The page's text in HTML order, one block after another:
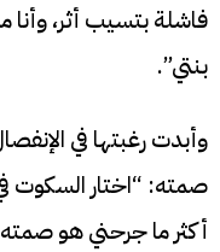
فاشلة بتسيب أثر،
بنتي”.
وأبدت رغبتها في
صمته: “اختار السكوت
أكثر ما جرحني هو